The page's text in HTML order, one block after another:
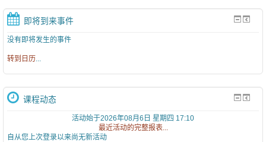
即将到来事件
没有即将发生的事件
转到日历
课程动态
活动始于2026年08月6日 星期四 17:10
最近活动的完整报表...
自从您上次登录以来尚无新活动